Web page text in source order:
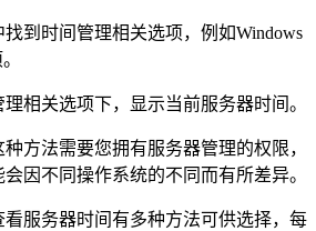
时间管理相关选项，例如Windows
关选项下，显示当前服务器时间。
法需要您拥有服务器管理的权限，
因不同操作系统的不同而有所差异。
务器时间有多种方法可供选择，每